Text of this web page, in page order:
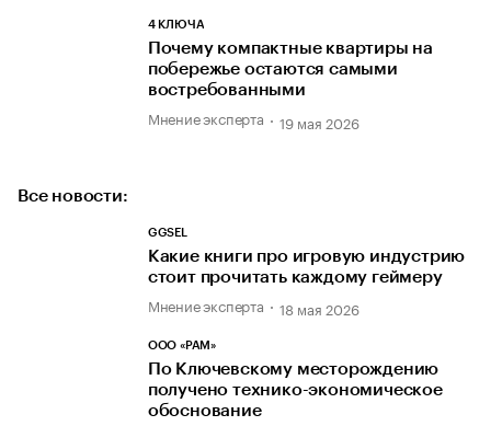
4 КЛЮЧА
Почему компактные квартиры на
побережье остаются самыми
востребованными
Мнение эксперта 19 мая 2026
Все новости:
GGSEL
Какие книги про игровую индустрию
стоит прочитать каждому геймеру
Мнение эксперта 18 мая 2026
ООО «РАМ»
По Ключевскому месторождению
получено технико-экономическое
обоснование